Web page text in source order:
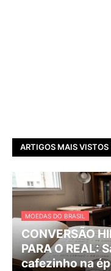
ARTIGOS MAIS VISTOS
MOEDAS DO BRASIL
CONVERSÃO
PARA O REAL:
cafezinho na